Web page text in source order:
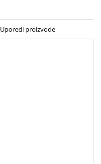
Uporedi proizvode